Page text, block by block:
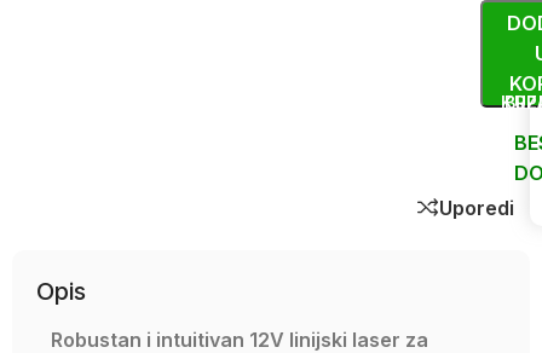
Uporedi
Opis
Robustan i intuitivan 12V linijski laser za